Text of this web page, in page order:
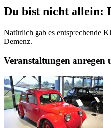
Du bist nicht allein:
Natürlich gab es entsprechende
Demenz.
Veranstaltungen anregen